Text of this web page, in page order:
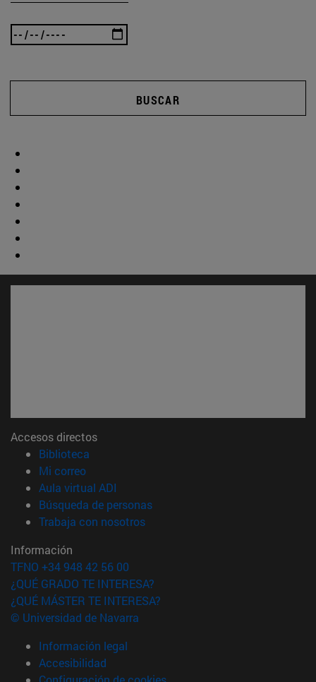
BUSCAR
Accesos directos
Biblioteca
Mi correo(abre en nueva ventana)
Aula virtual ADI
Búsqueda de personas(abre en nueva ventana)
Trabaja con nosotros(abre en nueva ventana)
Información
TFNO +34 948 42 56 00
¿QUÉ GRADO TE INTERESA?
¿QUÉ MÁSTER TE INTERESA?
© Universidad de Navarra
Información legal
Accesibilidad